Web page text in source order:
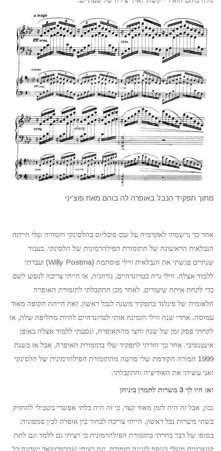
מתוך תפקיד הנבל באופרה לה בוהם מאת פוצ'יני
אחר כך נרשמתי לאקדמיה על שם סיבליוס בהלסינקי והמורה שלי הייתה
הנבלאית הראשונה של התזמורת הפילהרמונית של הלסינקי. כעבור
שנתיים פגשתי את הנבלאית ווילי פוסתמה (Willy Postma)
ועברתי
ללמוד אצלה. ווילי גרה בטרונדהיים, נורווגיה, אז הייתי צריכה לנסוע לשם
כדי לקחת איתה שיעורים. לאחר מכן התקבלתי לתזמורת האופרה
הלאומית של פינלנד בתפקיד משנה לנבל ראשון. זאת הייתה תקופה מאוד
עמוסה. אחרי שנה ווילי הזמינה אותי לטרונדהיים להיות מחליפה שלה, אז
לקחתי פסק זמן של שנה וחצי מההאופרה, ונסעתי ללמוד אצלה באופן
אינטנסיבי. אחר כך חזרתי לתפקיד שלי בתזמורת האופרה, אבל אז בשנת
1999 המורה הקודמת שלי פרשה מהתזמורת הפילהרמונית של הלסינקי
ואני עשיתי את האודיציה והתקבלתי.
ואז היו לך 3 משרות לתמרן ביניהן
נכון, אבל זה היה לזמן מאוד קצר, כי זה היה בלתי אפשרי בשבילי להחזיק
בשתי משרות נבל ראשון. הייתי צריכה לבחור בין אופרה לבין סמפוניה.
בסופו של דבר בחרתי בתזמורת הפילהרמונית כי רציתי גם ללמד וגם לתת
קונצרטים משלי בנוסף לנגינה תזמורת. וגם רציתי שהרפרטואר ישתנה כל